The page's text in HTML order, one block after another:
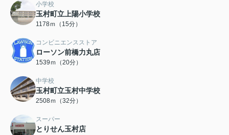
小学校
玉村町立上陽小学校
1178ｍ（15分）
コンビニエンスストア
ローソン前橋力丸店
1539ｍ（20分）
中学校
玉村町立玉村中学校
2508ｍ（32分）
スーパー
とりせん玉村店